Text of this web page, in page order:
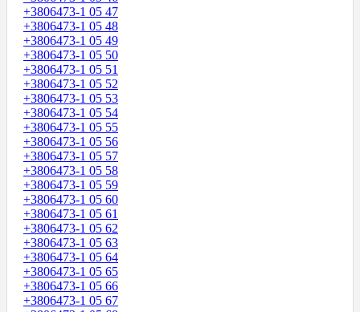
+3806473-1 05 47
+3806473-1 05 48
+3806473-1 05 49
+3806473-1 05 50
+3806473-1 05 51
+3806473-1 05 52
+3806473-1 05 53
+3806473-1 05 54
+3806473-1 05 55
+3806473-1 05 56
+3806473-1 05 57
+3806473-1 05 58
+3806473-1 05 59
+3806473-1 05 60
+3806473-1 05 61
+3806473-1 05 62
+3806473-1 05 63
+3806473-1 05 64
+3806473-1 05 65
+3806473-1 05 66
+3806473-1 05 67